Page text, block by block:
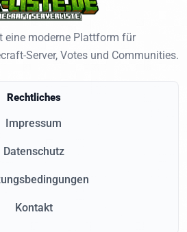
eine moderne Plattform für
Server, Votes und Communities.
Rechtliches
Impressum
Datenschutz
Kontakt